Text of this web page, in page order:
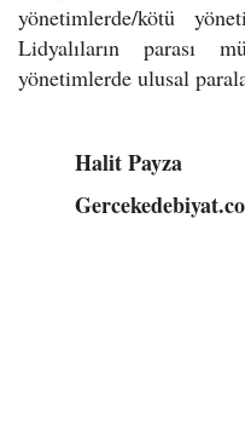
yönetimlerde/kötü
Lidyalıların parası
yönetimlerde ulusal
Halit Payza